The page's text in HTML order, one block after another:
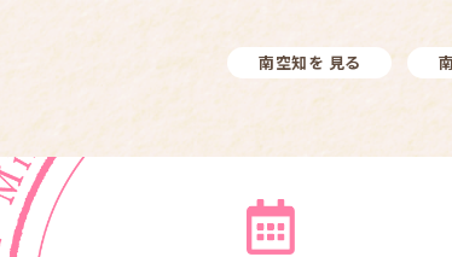
南空知を 見る